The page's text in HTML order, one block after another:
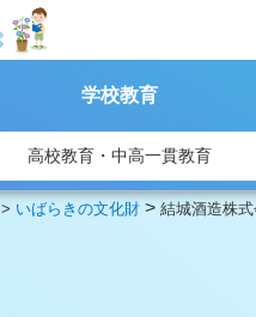
学校教育
高校教育・中高一貫教育
> いばらきの文化財 >結城酒造株